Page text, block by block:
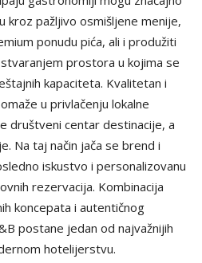
kroz pažljivo osmišljene menije,
ponudu pića, ali i produžiti
prostora u kojima se
kapaciteta. Kvalitetan i
u privlačenju lokalne
društveni centar destinacije, a
Na taj način jača se brend i
iskustvo i personalizovanu
rezervacija. Kombinacija
koncepata i autentičnog
postane jedan od najvažnijih
hotelijerstvu.